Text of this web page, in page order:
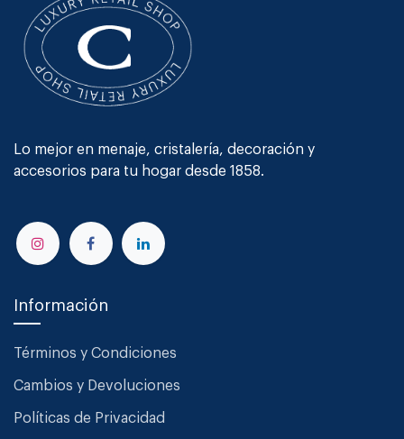
Lo mejor en menaje, cristalería, decoración y
accesorios para tu hogar desde 1858.
Información
Términos y Condiciones
Cambios y Devoluciones
Políticas de Privacidad